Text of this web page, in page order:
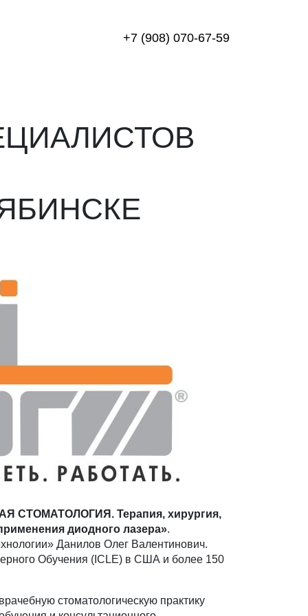
+7 (908) 070-67-59
СТОМАТОЛОГИЯ. Терапия, хирургия,
диодного лазера».
Данилов Олег Валентинович.
Обучения (ICLE) в США и более 150
стоматологическую практику